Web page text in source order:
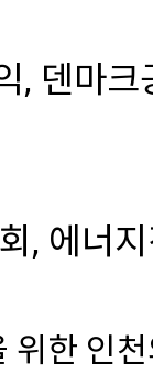
, 덴마크
, 에너
위한 인